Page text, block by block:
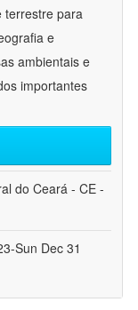
terrestre para
e
ambientais e
importantes
do Ceará - CE -
Sun Dec 31